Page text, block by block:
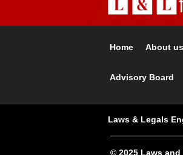
Home About us
Advisory Board
Laws & Legals
© 2025 Laws